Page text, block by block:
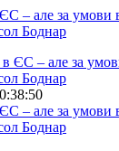
– але за умови
Боднар
– але за умови
Боднар